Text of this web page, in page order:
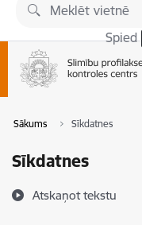
Pāriet uz lapas saturu
Spied
Sākums Sīkdatnes
Sīkdatnes
Atskaņot tekstu